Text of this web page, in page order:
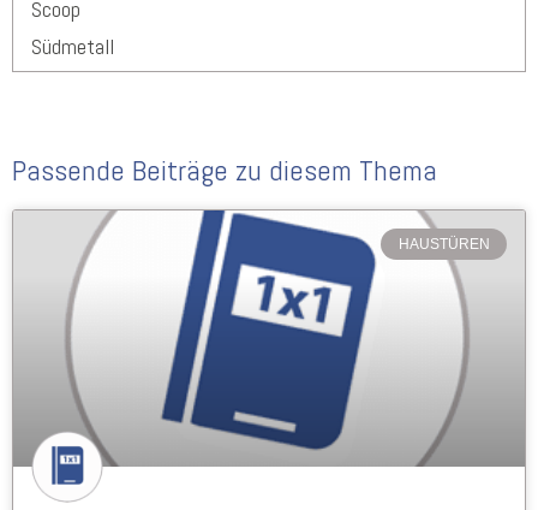
Scoop
Südmetall
Passende Beiträge zu diesem Thema
HAUSTÜREN